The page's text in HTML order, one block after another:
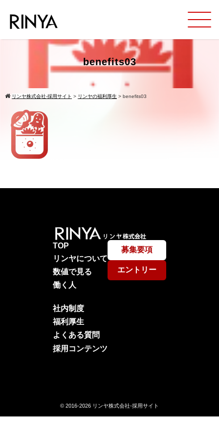
benefits03
リンヤ株式会社-採用サイト > リンヤの福利厚生 > benefits03
TOP
リンヤについて
数値で見る
働く人
社内制度
福利厚生
よくある質問
採用コンテンツ
募集要項
エントリー
© 2016-2026 リンヤ株式会社-採用サイト